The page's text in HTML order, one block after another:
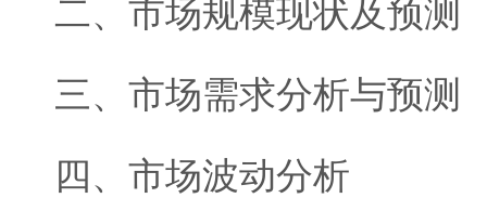
二、市场规模现状及预测
三、市场需求分析与预测
四、市场波动分析